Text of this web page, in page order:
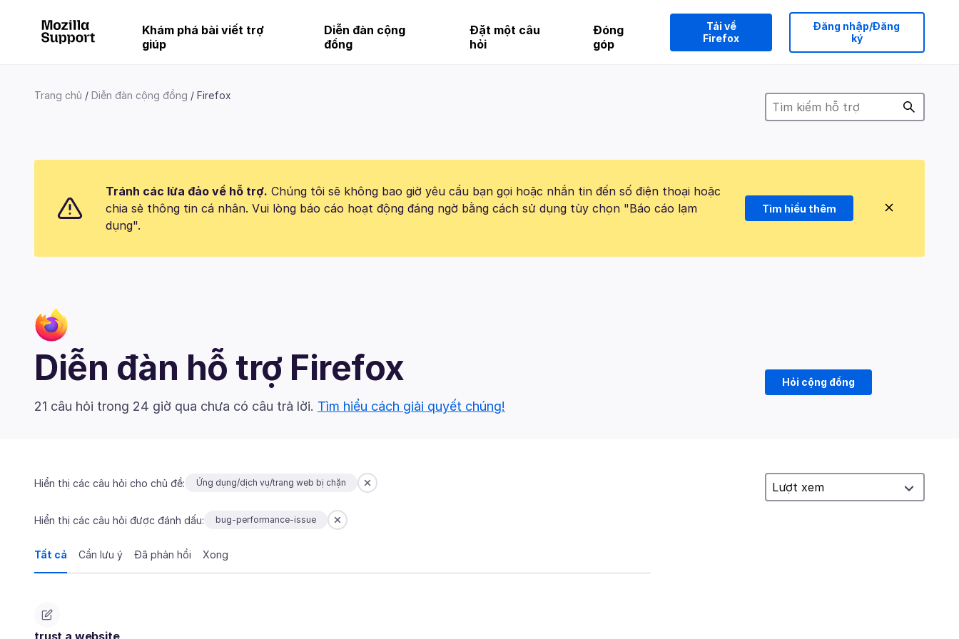
Khám phá bài viết trợ
giúp
Diễn đàn cộng
đồng
Đặt một câu
hỏi
Đóng
góp
Tải về
Firefox
Đăng nhập/Đăng
ký
Trang chủ Diễn đàn cộng đồng Firefox
Tránh các lừa đảo về hỗ trợ. Chúng tôi sẽ không bao giờ yêu cầu bạn gọi hoặc nhắn tin đến số điện thoại hoặc
chia sẻ thông tin cá nhân. Vui lòng báo cáo hoạt động đáng ngờ bằng cách sử dụng tùy chọn "Báo cáo lạm
dụng".
Tìm hiểu thêm
Diễn đàn hỗ trợ Firefox
21 câu hỏi trong 24 giờ qua chưa có câu trả lời. Tìm hiểu cách giải quyết chúng!
Hỏi cộng đồng
Hiển thị các câu hỏi cho chủ đề: Ứng dụng/dịch vụ/trang web bị chặn
Hiển thị các câu hỏi được đánh dấu: bug-performance-issue
Tất cả Cần lưu ý Đã phản hồi Xong
trust a website